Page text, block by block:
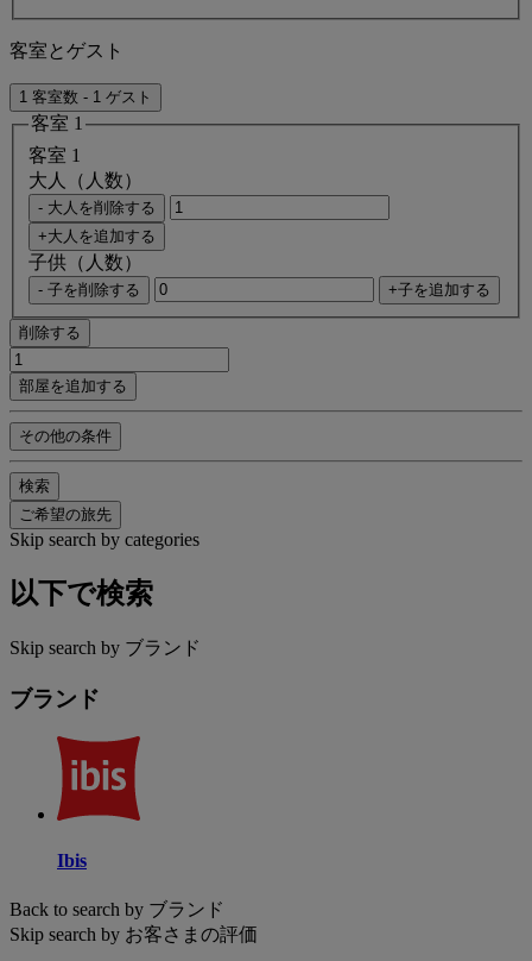
客室とゲスト
1 客室数 - 1 ゲスト
客室 1
客室 1
大人（人数）
- 大人を削除する
+大人を追加する
子供（人数）
- 子を削除する +子を追加する
削除する
部屋を追加する
その他の条件
検索
ご希望の旅先
Skip search by categories
以下で検索
Skip search by ブランド
ブランド
Ibis
Back to search by ブランド
Skip search by お客さまの評価